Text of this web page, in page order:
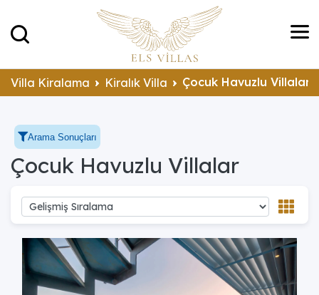
Villa Kiralama Kiralık Villa Çocuk Havuzlu Villalar
Arama Sonuçları
Çocuk Havuzlu Villalar